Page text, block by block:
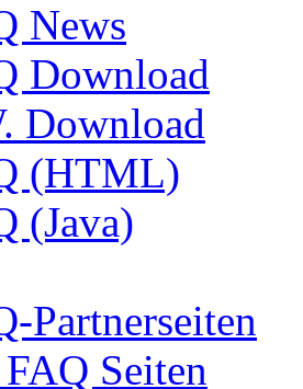
News
Download
Download
(HTML)
(Java)
Partnerseiten
Seiten